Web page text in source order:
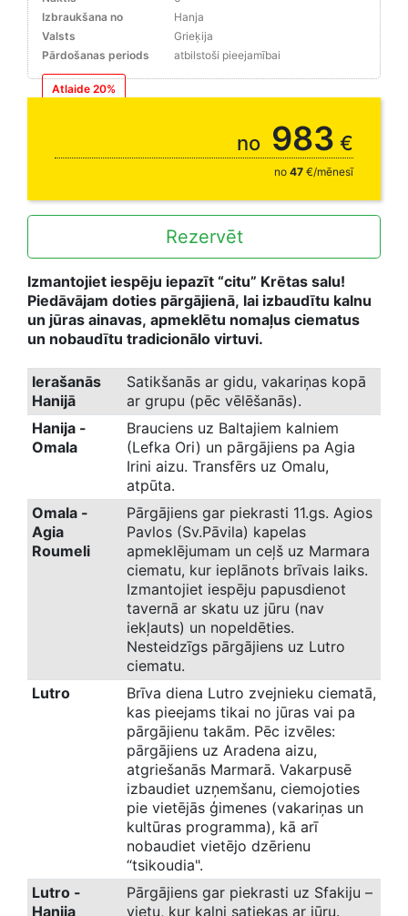
Izbraukšana no
Hanja
Valsts
Grieķija
Pārdošanas periods
atbilstoši pieejamībai
Atlaide 20%
no 983 €
no 47 €/mēnesī
Rezervēt
Izmantojiet iespēju iepazīt “citu” Krētas salu!
Piedāvājam doties pārgājienā, lai izbaudītu kalnu
un jūras ainavas, apmeklētu nomaļus ciematus
un nobaudītu tradicionālo virtuvi.
Ierašanās
Hanijā
Satikšanās ar gidu, vakariņas kopā
ar grupu (pēc vēlēšanās).
Hanija -
Omala
Brauciens uz Baltajiem kalniem
(Lefka Ori) un pārgājiens pa Agia
Irini aizu. Transfērs uz Omalu,
atpūta.
Omala -
Agia
Roumeli
Pārgājiens gar piekrasti 11.gs. Agios
Pavlos (Sv.Pāvila) kapelas
apmeklējumam un ceļš uz Marmara
ciematu, kur ieplānots brīvais laiks.
Izmantojiet iespēju papusdienot
tavernā ar skatu uz jūru (nav
iekļauts) un nopeldēties.
Nesteidzīgs pārgājiens uz Lutro
ciematu.
Lutro
Brīva diena Lutro zvejnieku ciematā,
kas pieejams tikai no jūras vai pa
pārgājienu takām. Pēc izvēles:
pārgājiens uz Aradena aizu,
atgriešanās Marmarā. Vakarpusē
izbaudiet uzņemšanu, ciemojoties
pie vietējās ģimenes (vakariņas un
kultūras programma), kā arī
nobaudiet vietējo dzērienu
“tsikoudia".
Lutro -
Hanija
Pārgājiens gar piekrasti uz Sfakiju –
vietu, kur kalni satiekas ar jūru.